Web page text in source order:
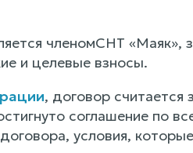
членомСНТ «Маяк»,
и целевые взносы.
, договор
соглашение по
условия,